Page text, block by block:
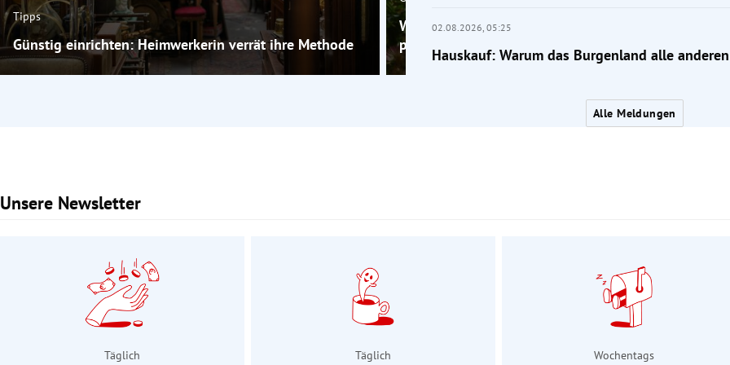
Tipps
Günstig einrichten: Heimwerkerin verrät ihre Methode
Wenig Platz im Garten? Diese Bäume passen
perfekt
02.08.2026, 05:25
Hauskauf: Warum das Burgenland alle
Alle Meldungen
Unsere Newsletter
Slide 1 von 3
Täglich Täglich Wochentags